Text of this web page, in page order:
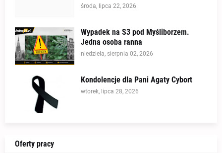
środa, lipca 22, 2026
Wypadek na S3 pod Myśliborzem.
Jedna osoba ranna
niedziela, sierpnia 02, 2026
Kondolencje dla Pani Agaty Cybort
wtorek, lipca 28, 2026
Oferty pracy